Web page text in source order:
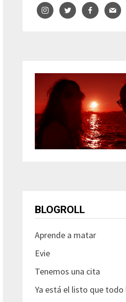
BLOGROLL
Aprende a matar
Evie
Tenemos una cita
Ya está el listo que todo